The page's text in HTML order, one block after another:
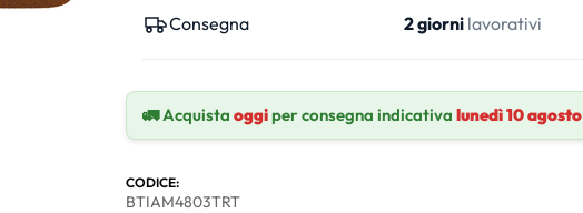
Consegna 2 giornilavorativi
🚛 Acquista oggiper consegna indicativa lunedì 10 agosto
CODICE:
BTIAM4803TRT